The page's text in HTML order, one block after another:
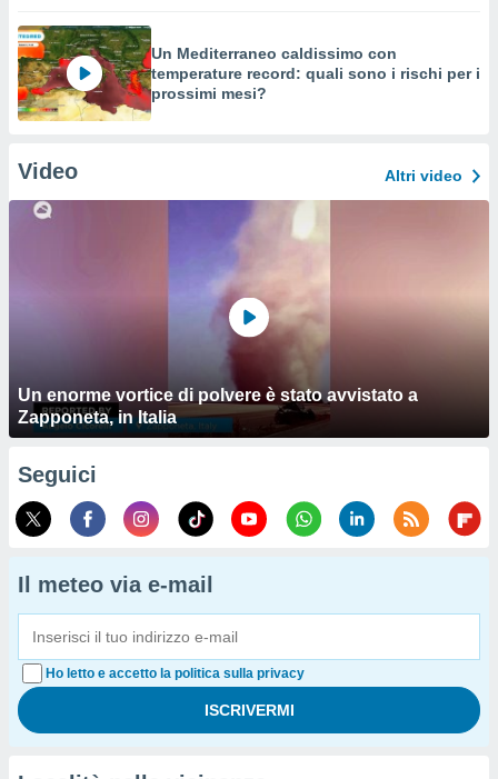
Un Mediterraneo caldissimo con
temperature record: quali sono i rischi per i
prossimi mesi?
Video Altri video
Un enorme vortice di polvere è stato avvistato a
Zapponeta, in Italia
Seguici
Il meteo via e-mail
Ho letto e accetto la politica sulla privacy